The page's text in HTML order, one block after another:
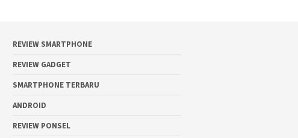
REVIEW SMARTPHONE
REVIEW GADGET
SMARTPHONE TERBARU
ANDROID
REVIEW PONSEL